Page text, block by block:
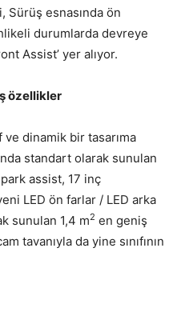
Sürüş esnasında ön
durumlarda devreye
Assist’ yer alıyor.
özellikler
dinamik bir tasarıma
standart olarak sunulan
assist, 17 inç
LED ön farlar / LED arka
sunulan 1,4 m2 en geniş
tavanıyla da yine sınıfının